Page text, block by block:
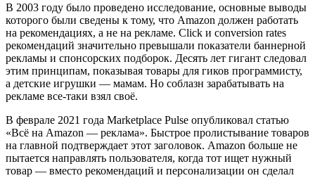
В 2003 году было проведено исследование, основные выводы
которого были сведены к тому, что Amazon должен работать
на рекомендациях, а не на рекламе. Click и conversion rates
рекомендаций значительно превышали показатели баннерной
рекламы и спонсорских подборок. Десять лет гигант следовал
этим принципам, показывая товары для гиков программисту,
а детские игрушки — мамам. Но соблазн зарабатывать на
рекламе все-таки взял своё.
В феврале 2021 года Marketplace Pulse опубликовал статью
«Всё на Amazon — реклама». Быстрое пролистывание товаров
на главной подтверждает этот заголовок. Amazon больше не
пытается направлять пользователя, когда тот ищет нужный
товар — вместо рекомендаций и персонализации он сделал